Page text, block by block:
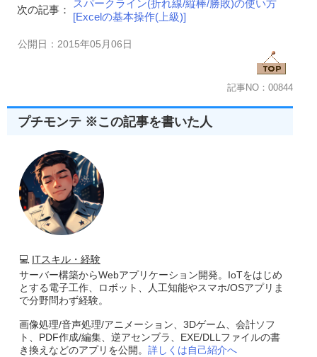
次の記事：
スパークライン(折れ線/縦棒/勝敗)の使い方
[Excelの基本操作(上級)]
公開日：2015年05月06日
記事NO：00844
プチモンテ ※この記事を書いた人
💻 ITスキル・経験
サーバー構築からWebアプリケーション開発。IoTをはじめ
とする電子工作、ロボット、人工知能やスマホ/OSアプリま
で分野問わず経験。
画像処理/音声処理/アニメーション、3Dゲーム、会計ソフ
ト、PDF作成/編集、逆アセンブラ、EXE/DLLファイルの書
き換えなどのアプリを公開。 詳しくは自己紹介へ